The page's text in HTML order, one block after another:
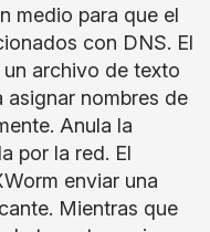
medio para que el
con DNS. El
archivo de texto
asignar nombres de
Anula la
por la red. El
enviar una
Mientras que